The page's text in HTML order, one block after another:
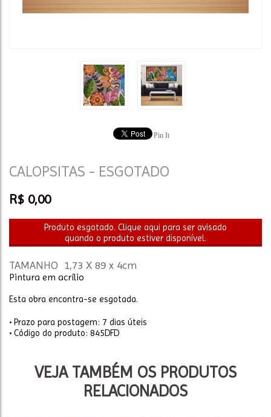
Pin It
CALOPSITAS - ESGOTADO
R$ 0,00
Produto esgotado. Clique aqui para ser avisado
quando o produto estiver disponível.
TAMANHO 1,73 X 89 x 4cm
Pintura em acrílio
Esta obra encontra-se esgotada.
• Prazo para postagem: 7 dias úteis
• Código do produto: 845DFD
VEJA TAMBÉM OS PRODUTOS
RELACIONADOS